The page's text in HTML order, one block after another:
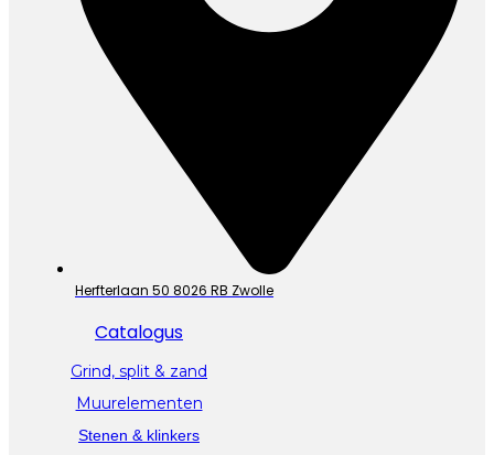
Herfterlaan 50 8026 RB Zwolle
Catalogus
Grind, split & zand
Muurelementen
Stenen & klinkers